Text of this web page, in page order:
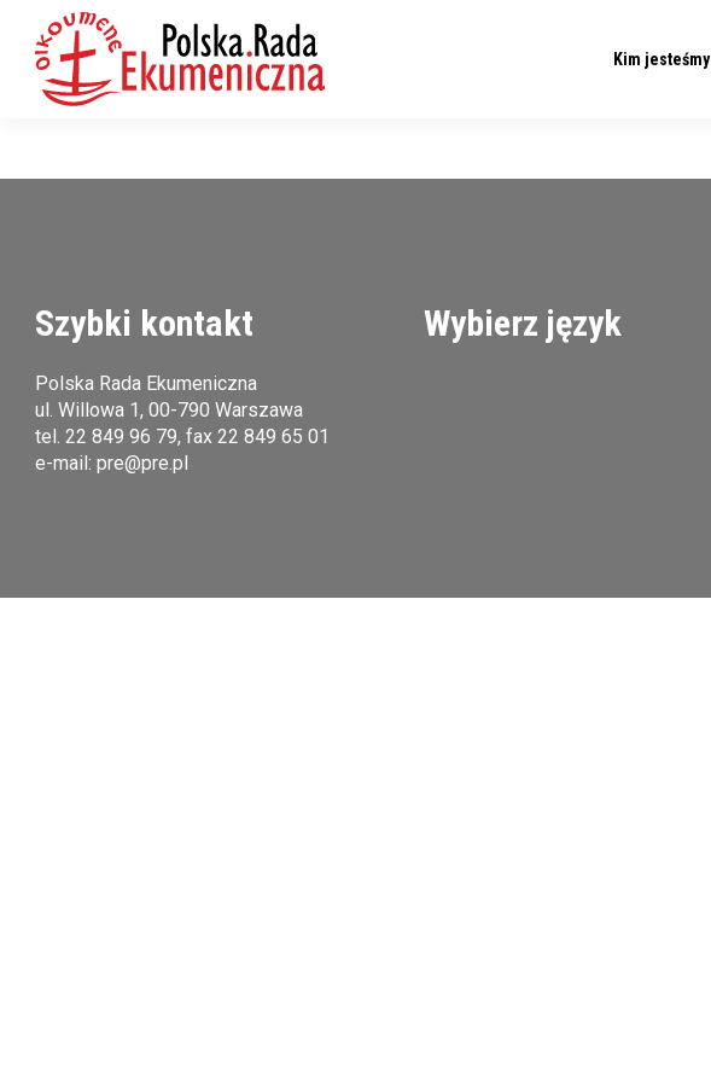
Kim jesteśmy
Szybki kontakt
Polska Rada Ekumeniczna
ul. Willowa 1, 00-790 Warszawa
tel.22 849 96 79, fax 22 849 65 01
e-mail:pre@pre.pl
Wybierz język